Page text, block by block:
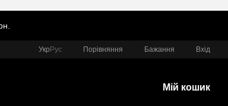
Укр Рус Порівняння Бажання Вхід
Мій кошик